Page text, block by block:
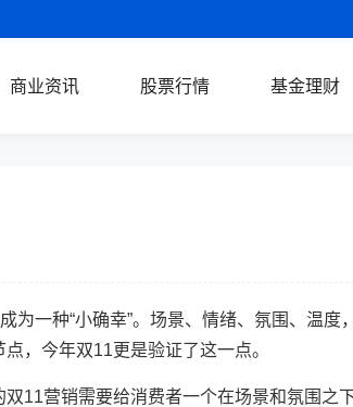
商业资讯 股票行情 基金理财
一种“小确幸”。场景、情绪、氛围、温度
，今年双11更是验证了这一点。
11营销需要给消费者一个在场景和氛围之